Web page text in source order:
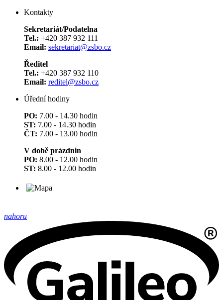
Kontakty
Sekretariát/Podatelna
Tel.: +420 387 932 111
Email: sekretariat@zsbo.cz
Ředitel
Tel.: +420 387 932 110
Email: reditel@zsbo.cz
Úřední hodiny
PO: 7.00 - 14.30 hodin
ST: 7.00 - 14.30 hodin
ČT: 7.00 - 13.00 hodin
V době prázdnin
PO: 8.00 - 12.00 hodin
ST: 8.00 - 12.00 hodin
nahoru